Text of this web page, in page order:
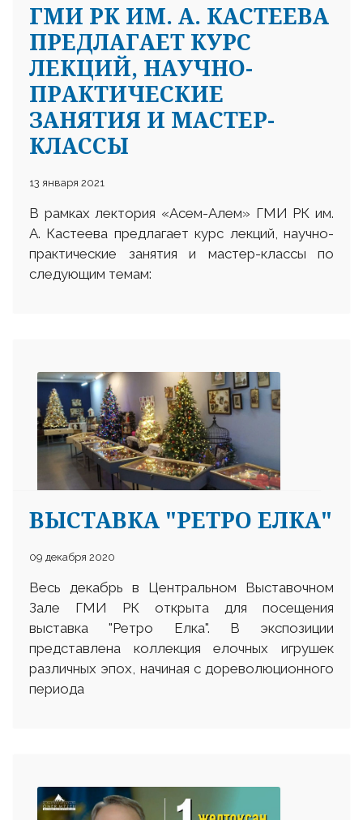
ГМИ РК ИМ. А. КАСТЕЕВА
ПРЕДЛАГАЕТ КУРС
ЛЕКЦИЙ, НАУЧНО-
ПРАКТИЧЕСКИЕ
ЗАНЯТИЯ И МАСТЕР-
КЛАССЫ
13 января 2021
В рамках лектория «Асем-Алем» ГМИ РК им.
А. Кастеева предлагает курс лекций, научно-
практические занятия и мастер-классы по
следующим темам:
ВЫСТАВКА "РЕТРО ЕЛКА"
09 декабря 2020
Весь декабрь в Центральном Выставочном
Зале ГМИ РК открыта для посещения
выставка "Ретро Елка". В экспозиции
представлена коллекция елочных игрушек
различных эпох, начиная с дореволюционного
периода
23 97